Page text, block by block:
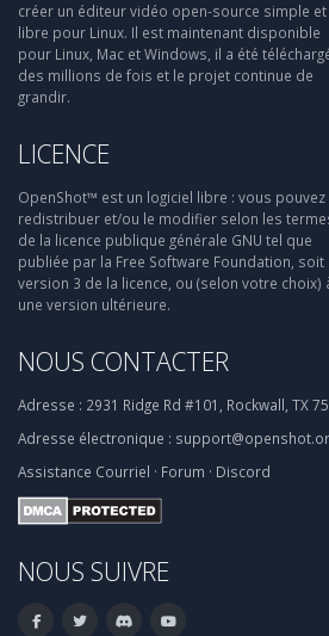
créer un éditeur vidéo open-source simple et
libre pour Linux. Il est maintenant disponible
pour Linux, Mac et Windows, il a été
des millions de fois et le projet continue de
grandir.
LICENCE
OpenShot™ est un logiciel libre : vous pouvez
redistribuer et/ou le modifier selon les
de la licence publique générale GNU tel que
publiée par la Free Software Foundation, soit
version 3 de la licence, ou (selon votre choix)
une version ultérieure.
NOUS CONTACTER
Adresse : 2931 Ridge Rd #101, Rockwall, TX
Adresse électronique :
Assistance Courriel · Forum · Discord
NOUS SUIVRE